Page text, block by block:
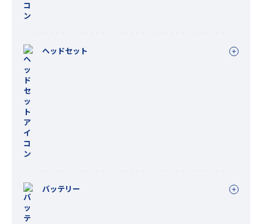
ヘッドセット
バッテリー